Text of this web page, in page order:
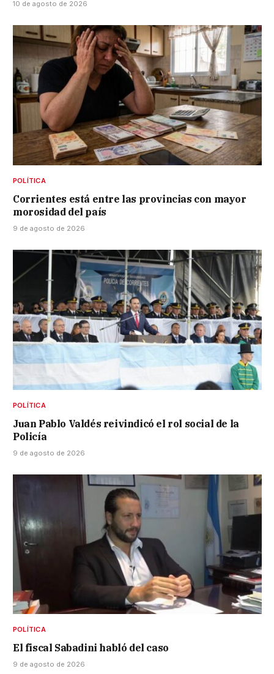
10 de agosto de 2026
POLÍTICA
Corrientes está entre las provincias con mayor
morosidad del país
9 de agosto de 2026
POLÍTICA
Juan Pablo Valdés reivindicó el rol social de la
Policía
9 de agosto de 2026
POLÍTICA
El fiscal Sabadini habló del caso
9 de agosto de 2026